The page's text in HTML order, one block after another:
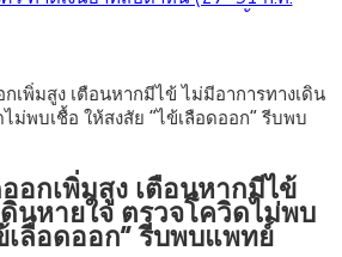
เรล 12.54 กม. เชื่อมเมืองหาดใหญ่
เสนอทบทวนจัดสรรงบให้สอดคล้องภาระ
คาดเงินบาทสัปดาห์นี้ซื้อขายในกรอบ
มูลจ้างงานสหรัฐฯ
” เปิดเครื่องยนต์เศรษฐกิจใหม่ของไทย
โครงสร้างเศรษฐกิจ ดันไทยโตเต็ม
ยบใกล้ตัวเด็ก LSD “แสตมป์เมา” ยาเสพ
ร เตือนผู้ปกครองเฝ้าระวัง หลังยึดล็อต
กเพิ่มสูง เตือนหากมีไข้ ไม่มีอาการทางเดิน
ม่พบเชื้อ ให้สงสัย “ไข้เลือดออก” รีบพบ
อกเพิ่มสูง เตือนหากมีไข้
นหายใจ ตรวจโควิดไม่พบ
เลือดออก” รีบพบแพทย์